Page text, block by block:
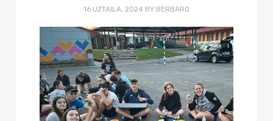
16 UZTAILA, 2024 BY BERBARO